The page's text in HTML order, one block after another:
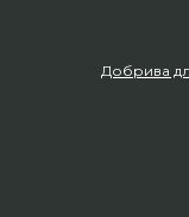
Добрива